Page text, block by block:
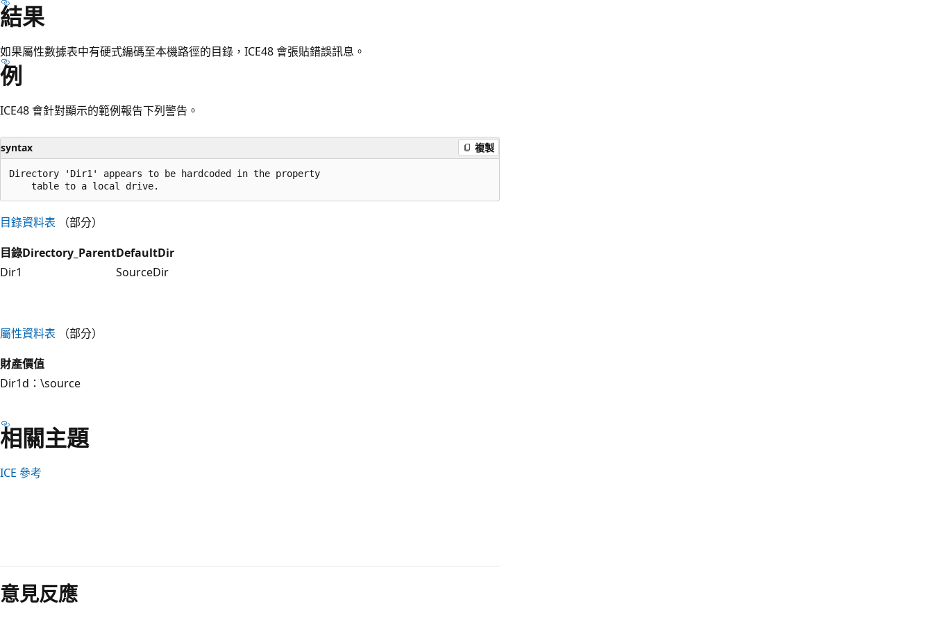
結果
如果屬性數據表中有硬式編碼至本機路徑的目錄，ICE48 會張貼錯誤訊息。
例
ICE48 會針對顯示的範例報告下列警告。
syntax 複製
Directory 'Dir1' appears to be hardcoded in the property
目錄資料表 （部分）
目錄Directory_ParentDefaultDir
Dir1
SourceDir
屬性資料表 （部分）
財產價值
Dir1d：\source
相關主題
ICE 參考
讀
模
意見反應